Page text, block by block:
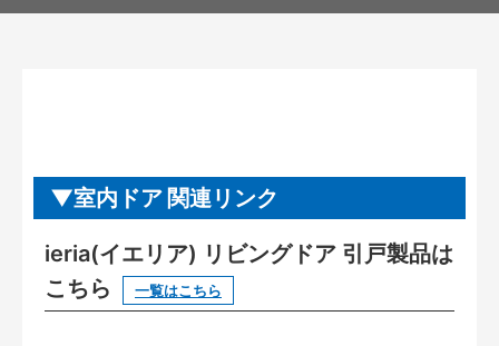
室内ドア 関連リンク
ieria(イエリア) リビングドア 引戸製品は
こちら
一覧はこちら